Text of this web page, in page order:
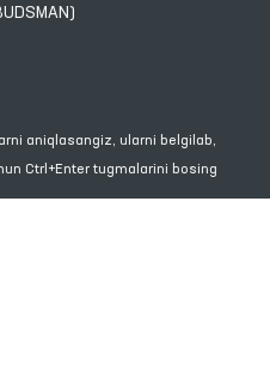
aniqlasangiz, ularni belgilab,
Ctrl+Enter tugmalarini bosing